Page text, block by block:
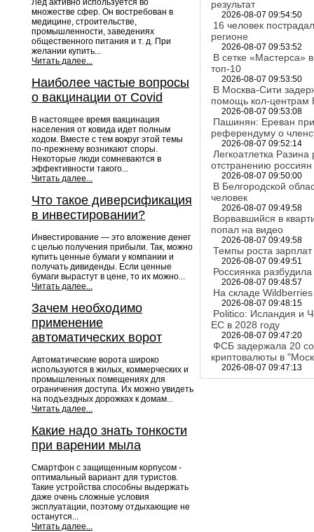
Лед активно используется во
множестве сфер. Он востребован в
медицине, строительстве,
промышленности, заведениях
общественного питания и т. д. При
желании купить...
Читать далее...
Наиболее частые вопросы
о вакцинации от Covid
В настоящее время вакцинация
населения от ковида идет полным
ходом. Вместе с тем вокруг этой темы
по-прежнему возникают споры.
Некоторые люди сомневаются в
эффективности такого...
Читать далее...
Что такое диверсификация
в инвестировании?
Инвестирование — это вложение денег
с целью получения прибыли. Так, можно
купить ценные бумаги у компании и
получать дивиденды. Если ценные
бумаги вырастут в цене, то их можно...
Читать далее...
Зачем необходимо
применение
автоматических ворот
Автоматические ворота широко
используются в жилых, коммерческих и
промышленных помещениях для
ограничения доступа. Их можно увидеть
на подъездных дорожках к домам...
Читать далее...
Какие надо знать тонкости
при варении мыла
Смартфон с защищенным корпусом -
оптимальный вариант для туристов.
Такие устройства способны выдержать
даже очень сложные условия
эксплуатации, поэтому отдыхающие не
останутся...
Читать далее...
результат
2026-08-07 09:54:50
16 человек
регионе
2026-08-07 09:53:52
В сетке «Мастерса»
топ-10
2026-08-07 09:53:50
В Москва-Сити
помощь кол-центрам
2026-08-07 09:53:08
Пашинян: Ереван
референдуму о
2026-08-07 09:52:14
Легкоатлетка
отстранению россиян
2026-08-07 09:50:00
В Белгородской
человек
2026-08-07 09:49:58
Ворвавшийся в
попал на видео
2026-08-07 09:49:58
Темпы роста
2026-08-07 09:49:51
Россиянка
2026-08-07 09:48:57
На складе
2026-08-07 09:48:15
Politico: Исландия и
ЕС в 2028 году
2026-08-07 09:47:20
ФСБ задержала 20
криптовалюты в
2026-08-07 09:47:13